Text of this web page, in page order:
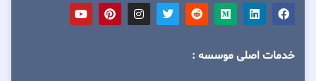
خدمات اصلی موسسه :